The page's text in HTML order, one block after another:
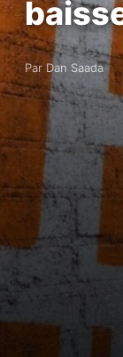
Par Dan Saada